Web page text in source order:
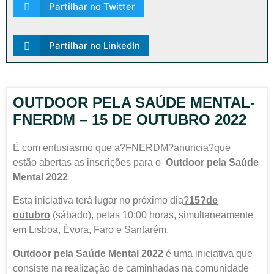
Partilhar no Twitter
Partilhar no LinkedIn
OUTDOOR PELA SAÚDE MENTAL-
FNERDM – 15 DE OUTUBRO 2022
É com entusiasmo que a?FNERDM?anuncia?que
estão abertas as inscrições para o Outdoor pela Saúde
Mental 2022
Esta iniciativa terá lugar no próximo dia?15?de
outubro (sábado), pelas 10:00 horas, simultaneamente
em Lisboa, Évora, Faro e Santarém.
Outdoor pela Saúde Mental 2022 é uma iniciativa que
consiste na realização de caminhadas na comunidade